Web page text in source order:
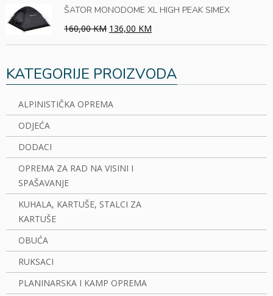
ŠATOR MONODOME XL HIGH PEAK SIMEX
160,00 KM 136,00 KM
KATEGORIJE PROIZVODA
ALPINISTIČKA OPREMA
ODJEĆA
DODACI
OPREMA ZA RAD NA VISINI I
SPAŠAVANJE
KUHALA, KARTUŠE, STALCI ZA
KARTUŠE
OBUĆA
RUKSACI
PLANINARSKA I KAMP OPREMA